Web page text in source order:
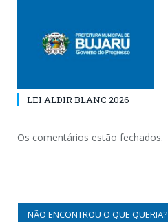
LEI ALDIR BLANC 2026
Os comentários estão fechados.
NÃO ENCONTROU O QUE QUERIA?